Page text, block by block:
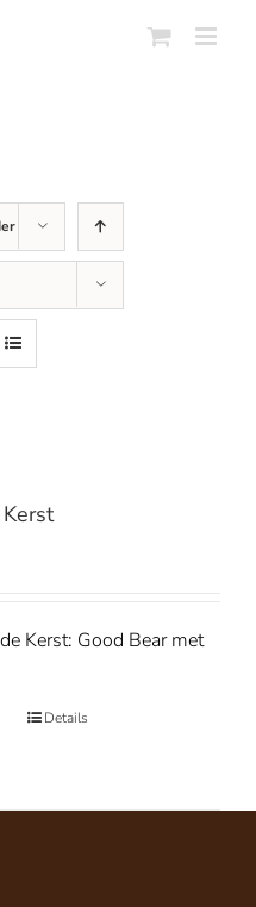
Kerst: Good Bear met
Details